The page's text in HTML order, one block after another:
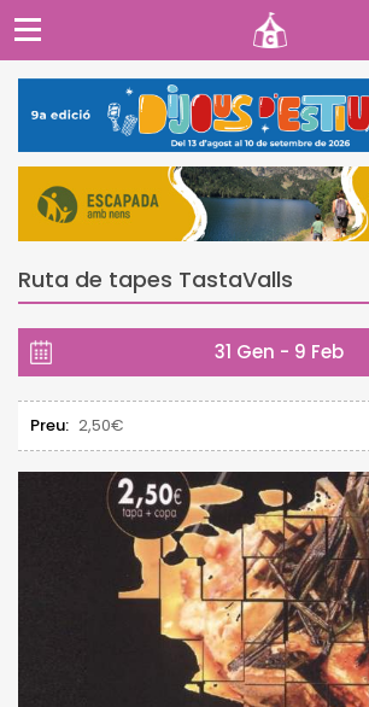
Ruta de tapes TastaValls
31 Gen - 9 Feb
Preu: 2,50€